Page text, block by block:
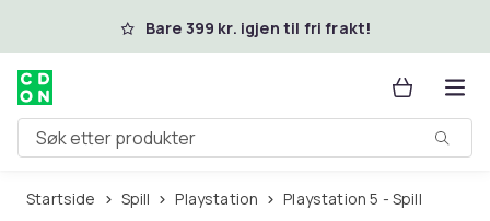
Hopp til hovedinnholdBare 399 kr. igjen til fri frakt!
Søk etter produkter
Startside Spill Playstation Playstation 5 - Spill